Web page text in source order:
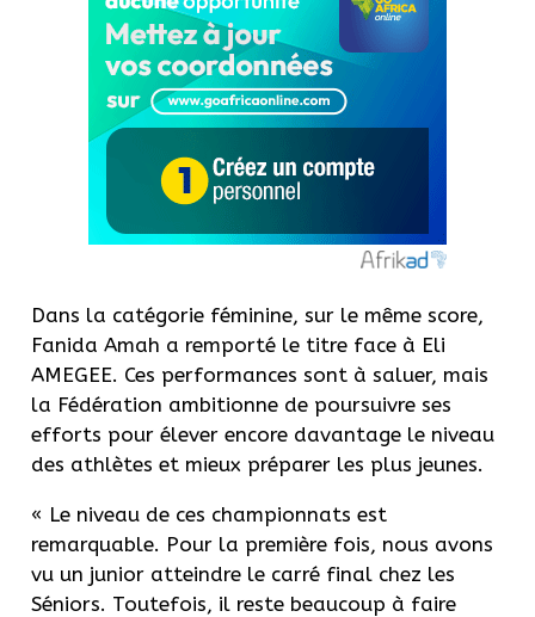
Dans la catégorie féminine, sur le même score,
Fanida Amah a remporté le titre face à Eli
AMEGEE. Ces performances sont à saluer, mais
la Fédération ambitionne de poursuivre ses
efforts pour élever encore davantage le niveau
des athlètes et mieux préparer les plus jeunes.
« Le niveau de ces championnats est
remarquable. Pour la première fois, nous avons
vu un junior atteindre le carré final chez les
Séniors. Toutefois, il reste beaucoup à faire